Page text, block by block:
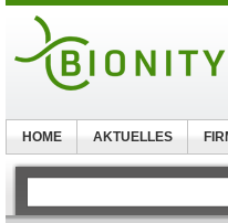
HOME AKTUELLES